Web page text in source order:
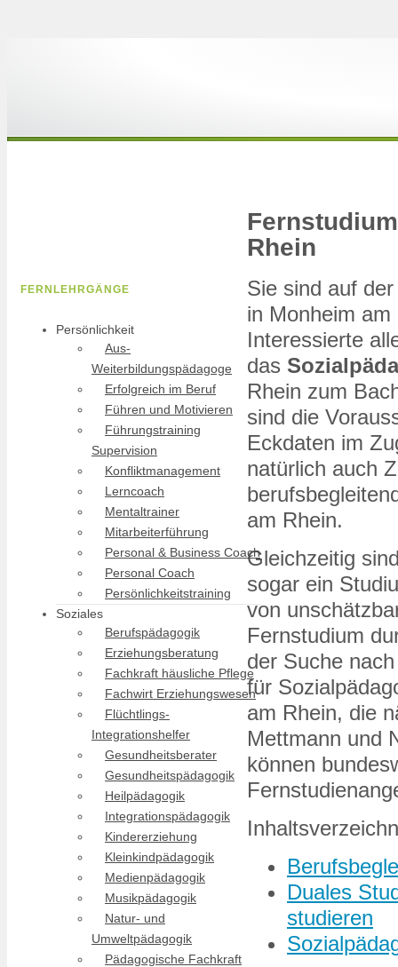
Rhein
Sie sind auf
in Monheim
Interessierte
das
Rhein zum
sind die
Eckdaten im
natürlich auch
am Rhein.
Gleichzeitig
sogar ein
von
Fernstudium
der Suche
für
am Rhein, die
Mettmann und
können
Duales
studieren
FERNLEHRGÄNGE
Persönlichkeit
Aus-
Weiterbildungspädagoge
Erfolgreich im Beruf
Führen und Motivieren
Führungstraining
Supervision
Konfliktmanagement
Lerncoach
Mentaltrainer
Mitarbeiterführung
Personal & Business Coach
Personal Coach
Persönlichkeitstraining
Soziales
Berufspädagogik
Erziehungsberatung
Fachkraft häusliche Pflege
Fachwirt Erziehungswesen
Flüchtlings-
Integrationshelfer
Gesundheitsberater
Gesundheitspädagogik
Heilpädagogik
Integrationspädagogik
Kindererziehung
Kleinkindpädagogik
Medienpädagogik
Musikpädagogik
Natur- und
Umweltpädagogik
Pädagogische Fachkraft